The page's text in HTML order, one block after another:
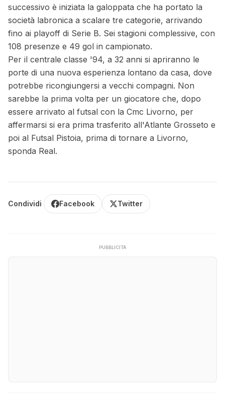
successivo è iniziata la galoppata che ha portato la
società labronica a scalare tre categorie, arrivando
fino ai playoff di Serie B. Sei stagioni complessive, con
108 presenze e 49 gol in campionato.
Per il centrale classe '94, a 32 anni si apriranno le
porte di una nuova esperienza lontano da casa, dove
potrebbe ricongiungersi a vecchi compagni. Non
sarebbe la prima volta per un giocatore che, dopo
essere arrivato al futsal con la Cmc Livorno, per
affermarsi si era prima trasferito all'Atlante Grosseto e
poi al Futsal Pistoia, prima di tornare a Livorno,
sponda Real.
Condividi Facebook Twitter
PUBBLICITÀ